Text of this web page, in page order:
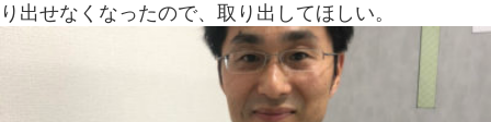
り出せなくなったので、取り出してほしい。